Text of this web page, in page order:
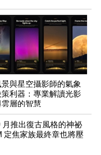
景與星空攝影師的氣象
策利器：專業解讀光影
雲層的智慧
「Atmos」登場
月推出復古風格的神祕
定焦家族最終章也將壓